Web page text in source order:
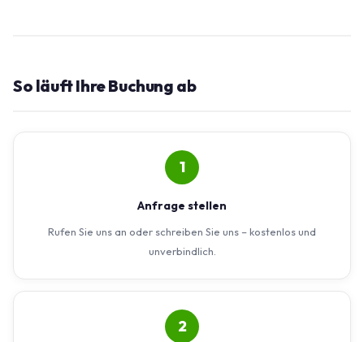
So läuft Ihre Buchung ab
1
Anfrage stellen
Rufen Sie uns an oder schreiben Sie uns – kostenlos und
unverbindlich.
2